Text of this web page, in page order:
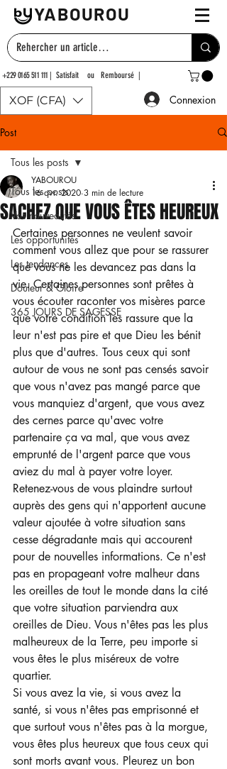
YABOUROU
+229 0165 511 111 | Satisfait ou Remboursé |
XOF (CFA) Connexion
Post
Tous les posts
Vos nouveautés
Les opportunités
Les tendances
Douleur & Gloire
365 JOURS DE SAGESSE
Tous les posts
SACHEZ QUE VOUS ÊTES HEUREUX
YABOUROU
16 avr. 2020 3 min de lecture
Certaines personnes ne veulent savoir
comment vous allez que pour se rassurer
que vous ne les devancez pas dans la
vie. Certaines personnes sont prêtes à
vous écouter raconter vos misères parce
que votre condition les rassure que la
leur n'est pas pire et que Dieu les bénit
plus que d'autres. Tous ceux qui sont
autour de vous ne sont pas censés savoir
que vous n'avez pas mangé parce que
vous manquiez d'argent, que vous avez
des cernes parce qu'avec votre
partenaire ça va mal, que vous avez
emprunté de l'argent parce que vous
aviez du mal à payer votre loyer.
Retenez-vous de vous plaindre surtout
auprès des gens qui n'apportent aucune
valeur ajoutée à votre situation sans
cesse dégradante mais qui accourent
pour de nouvelles informations. Ce n'est
pas en propageant votre malheur dans
les oreilles de tout le monde dans la cité
que votre situation parviendra aux
oreilles de Dieu. Vous n'êtes pas les plus
malheureux de la Terre, peu importe si
vous êtes le plus miséreux de votre
quartier.
Si vous avez la vie, si vous avez la
santé, si vous n'êtes pas emprisonné et
que surtout vous n'êtes pas à la morgue,
vous êtes plus heureux que tous ceux qui
sont morts avant vous. Pleurez un bon